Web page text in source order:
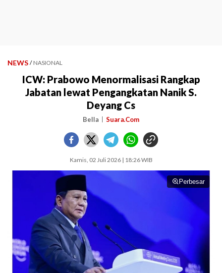
NEWS / NASIONAL
ICW: Prabowo Menormalisasi Rangkap
Jabatan lewat Pengangkatan Nanik S.
Deyang Cs
Bella Suara.Com
Kamis, 02 Juli 2026 | 18:26 WIB
Perbesar